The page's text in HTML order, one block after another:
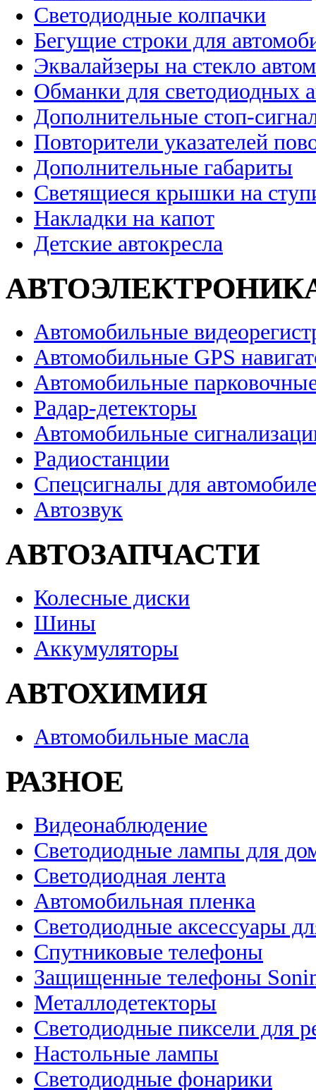
Светодиодные колпачки
Бегущие строки для
Эквалайзеры на стекло
Обманки для светодиодных
Дополнительные стоп-
Повторители указателей
Дополнительные габариты
Светящиеся крышки на
Накладки на капот
Детские автокресла
Автомобильные
Автомобильные GPS
Автомобильные
Радар-детекторы
Автомобильные
Радиостанции
Спецсигналы для
Автозвук
АВТОЗАПЧАСТИ
Колесные диски
Шины
Аккумуляторы
АВТОХИМИЯ
Автомобильные масла
РАЗНОЕ
Видеонаблюдение
Светодиодные лампы для
Светодиодная лента
Автомобильная пленка
Светодиодные аксессуары
Спутниковые телефоны
Защищенные телефоны
Металлодетекторы
Светодиодные пиксели для
Настольные лампы
Светодиодные фонарики